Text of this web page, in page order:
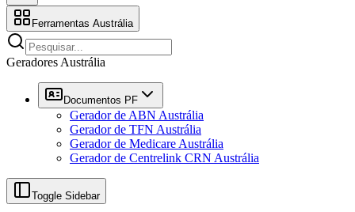
Ferramentas Austrália
Geradores Austrália
Documentos PF
Gerador de ABN Austrália
Gerador de TFN Austrália
Gerador de Medicare Austrália
Gerador de Centrelink CRN Austrália
Toggle Sidebar